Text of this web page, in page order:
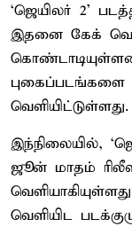
‘ஜெயிலர் 2’
இதனை கேக்
புகைப்படங்களை
வெளியிட்டுள்ளது.
இந்நிலையில்,
ஜூன் மாதம்
வெளியிட